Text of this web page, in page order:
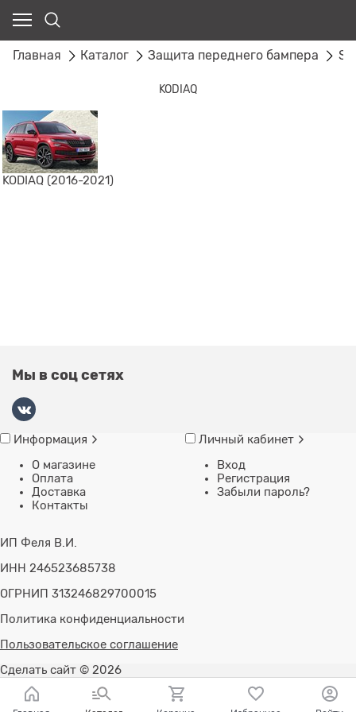
Главная Каталог Защита переднего бампера
KODIAQ
KODIAQ (2016-2021)
Мы в соц сетях
Информация
О магазине
Оплата
Доставка
Контакты
Личный кабинет
Вход
Регистрация
Забыли пароль?
ИП Феля В.И.
ИНН 246523685738
ОГРНИП 313246829700015
Политика конфиденциальности
Пользовательское соглашение
Сделать сайт © 2026